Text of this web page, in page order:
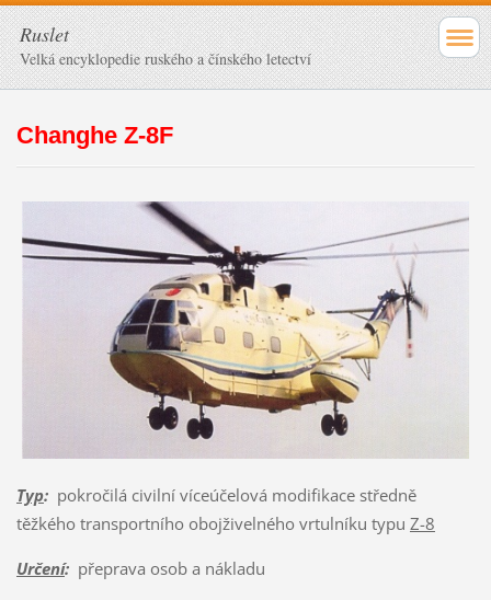
Ruslet
Velká encyklopedie ruského a čínského letectví
Changhe Z-8F
Typ:pokročilá civilní víceúčelová modifikace středně
těžkého transportního obojživelného vrtulníku typu Z-8
Určení:přeprava osob a nákladu